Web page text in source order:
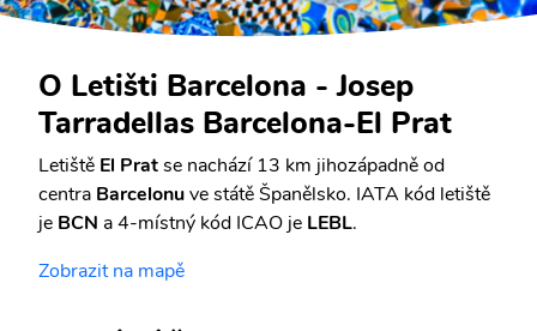
O Letišti Barcelona - Josep
Tarradellas Barcelona-El Prat
Letiště El Pratse nachází 13 km jihozápadně od
centra Barcelonuve státě Španělsko. IATA kód letiště
je BCN a 4-místný kód ICAO je LEBL.
Zobrazit na mapě